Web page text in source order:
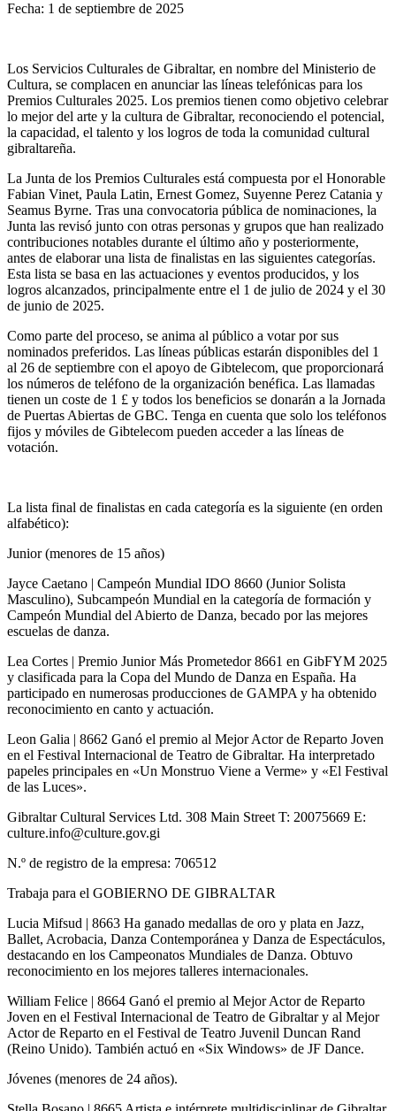
Fecha: 1 de septiembre de 2025
Los Servicios Culturales de Gibraltar, en nombre del Ministerio de
Cultura, se complacen en anunciar las líneas telefónicas para los
Premios Culturales 2025. Los premios tienen como objetivo celebrar
lo mejor del arte y la cultura de Gibraltar, reconociendo el potencial,
la capacidad, el talento y los logros de toda la comunidad cultural
gibraltareña.
La Junta de los Premios Culturales está compuesta por el Honorable
Fabian Vinet, Paula Latin, Ernest Gomez, Suyenne Perez Catania y
Seamus Byrne. Tras una convocatoria pública de nominaciones, la
Junta las revisó junto con otras personas y grupos que han realizado
contribuciones notables durante el último año y posteriormente,
antes de elaborar una lista de finalistas en las siguientes categorías.
Esta lista se basa en las actuaciones y eventos producidos, y los
logros alcanzados, principalmente entre el 1 de julio de 2024 y el 30
de junio de 2025.
Como parte del proceso, se anima al público a votar por sus
nominados preferidos. Las líneas públicas estarán disponibles del 1
al 26 de septiembre con el apoyo de Gibtelecom, que proporcionará
los números de teléfono de la organización benéfica. Las llamadas
tienen un coste de 1 £ y todos los beneficios se donarán a la Jornada
de Puertas Abiertas de GBC. Tenga en cuenta que solo los teléfonos
fijos y móviles de Gibtelecom pueden acceder a las líneas de
votación.
La lista final de finalistas en cada categoría es la siguiente (en orden
alfabético):
Junior (menores de 15 años)
Jayce Caetano | Campeón Mundial IDO 8660 (Junior Solista
Masculino), Subcampeón Mundial en la categoría de formación y
Campeón Mundial del Abierto de Danza, becado por las mejores
escuelas de danza.
Lea Cortes | Premio Junior Más Prometedor 8661 en GibFYM 2025
y clasificada para la Copa del Mundo de Danza en España. Ha
participado en numerosas producciones de GAMPA y ha obtenido
reconocimiento en canto y actuación.
Leon Galia | 8662 Ganó el premio al Mejor Actor de Reparto Joven
en el Festival Internacional de Teatro de Gibraltar. Ha interpretado
papeles principales en «Un Monstruo Viene a Verme» y «El Festival
de las Luces».
Gibraltar Cultural Services Ltd. 308 Main Street T: 20075669 E:
culture.info@culture.gov.gi
N.º de registro de la empresa: 706512
Trabaja para el GOBIERNO DE GIBRALTAR
Lucia Mifsud | 8663 Ha ganado medallas de oro y plata en Jazz,
Ballet, Acrobacia, Danza Contemporánea y Danza de Espectáculos,
destacando en los Campeonatos Mundiales de Danza. Obtuvo
reconocimiento en los mejores talleres internacionales.
William Felice | 8664 Ganó el premio al Mejor Actor de Reparto
Joven en el Festival Internacional de Teatro de Gibraltar y al Mejor
Actor de Reparto en el Festival de Teatro Juvenil Duncan Rand
(Reino Unido). También actuó en «Six Windows» de JF Dance.
Jóvenes (menores de 24 años).